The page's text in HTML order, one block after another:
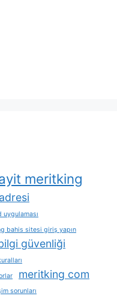
meritking
bahis sitesi giriş yapın
güvenliği
meritking com
sorunları